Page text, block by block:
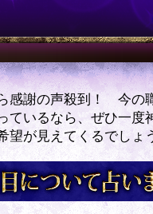
感謝の声殺到！ 今の
いるなら、ぜひ一度
望が見えてくるでしょ